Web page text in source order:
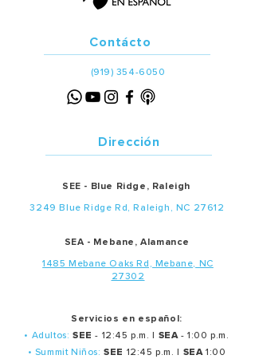
Contácto
(919) 354-6050
Dirección
SEE - Blue Ridge, Raleigh
3249 Blue Ridge Rd, Raleigh, NC 27612
SEA - Mebane, Alamance
1485 Mebane Oaks Rd, Mebane, NC
27302
Servicios en español:
• Adultos:SEE - 12:45 p.m. | SEA- 1:00 p.m.
• Summit Niños:SEE 12:45 p.m. | SEA1:00